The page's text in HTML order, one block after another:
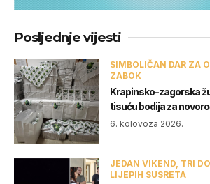
Posljednje vijesti
SIMBOLIČAN DAR ZA
ZABOK
Krapinsko-zagorska
tisuću bodija za
6. kolovoza 2026.
JEDAN VIKEND, TRI
LIJEPIH SUSRETA